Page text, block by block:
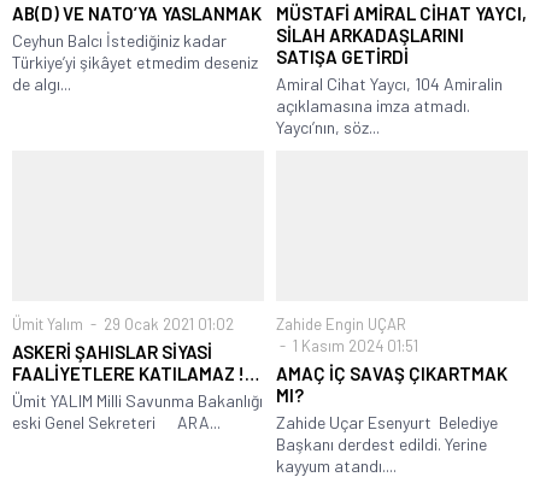
AB(D) VE NATO’YA YASLANMAK
Ceyhun Balcı İstediğiniz kadar
Türkiye’yi şikâyet etmedim deseniz
de algı...
MÜSTAFİ AMİRAL CİHAT YAYCI,
SİLAH ARKADAŞLARINI
SATIŞA GETİRDİ
Amiral Cihat Yaycı, 104 Amiralin
açıklamasına imza atmadı.
Yaycı’nın, söz...
Ümit Yalım 29 Ocak 2021 01:02
ASKERİ ŞAHISLAR SİYASİ
FAALİYETLERE KATILAMAZ !…
Ümit YALIM Milli Savunma Bakanlığı
eski Genel Sekreteri ARA...
Zahide Engin UÇAR
1 Kasım 2024 01:51
AMAÇ İÇ SAVAŞ ÇIKARTMAK
MI?
Zahide Uçar Esenyurt Belediye
Başkanı derdest edildi. Yerine
kayyum atandı....